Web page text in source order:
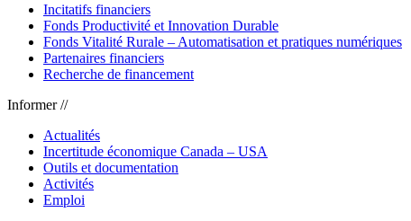
Incitatifs financiers
Fonds Productivité et Innovation Durable
Fonds Vitalité Rurale – Automatisation et pratiques numériques
Partenaires financiers
Recherche de financement
Informer //
Actualités
Incertitude économique Canada – USA
Outils et documentation
Activités
Emploi